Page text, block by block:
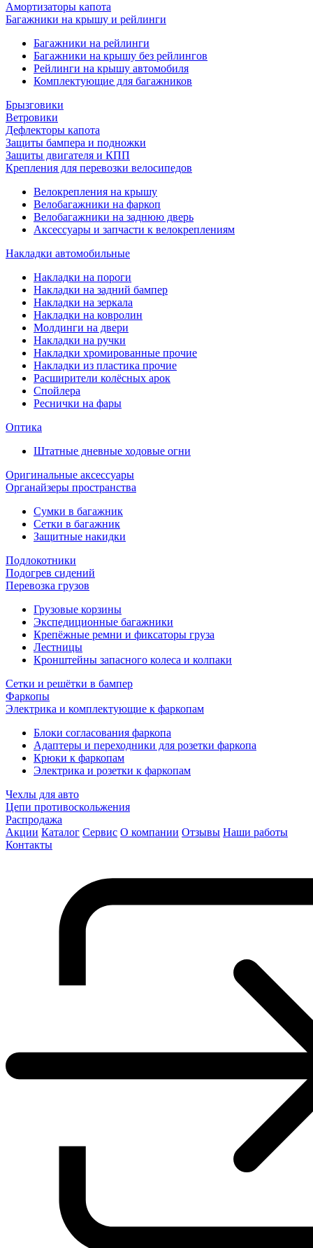
Амортизаторы капота
Багажники на крышу и рейлинги
Багажники на рейлинги
Багажники на крышу без рейлингов
Рейлинги на крышу автомобиля
Комплектующие для багажников
Брызговики
Ветровики
Дефлекторы капота
Защиты бампера и подножки
Защиты двигателя и КПП
Крепления для перевозки велосипедов
Велокрепления на крышу
Велобагажники на фаркоп
Велобагажники на заднюю дверь
Аксессуары и запчасти к велокреплениям
Накладки автомобильные
Накладки на пороги
Накладки на задний бампер
Накладки на зеркала
Накладки на ковролин
Молдинги на двери
Накладки на ручки
Накладки хромированные прочие
Накладки из пластика прочие
Расширители колёсных арок
Спойлера
Реснички на фары
Оптика
Штатные дневные ходовые огни
Оригинальные аксессуары
Органайзеры пространства
Сумки в багажник
Сетки в багажник
Защитные накидки
Подлокотники
Подогрев сидений
Перевозка грузов
Грузовые корзины
Экспедиционные багажники
Крепёжные ремни и фиксаторы груза
Лестницы
Кронштейны запасного колеса и колпаки
Сетки и решётки в бампер
Фаркопы
Электрика и комплектующие к фаркопам
Блоки согласования фаркопа
Адаптеры и переходники для розетки фаркопа
Крюки к фаркопам
Электрика и розетки к фаркопам
Чехлы для авто
Цепи противоскольжения
Распродажа
Акции Каталог Сервис О компании Отзывы Наши работы
Контакты